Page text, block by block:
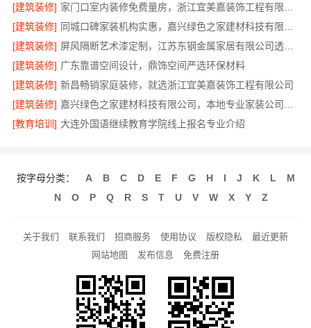
[建筑装修]
[建筑装修]
[建筑装修]
屏风隔断艺术漆定制，江苏东钢金属家居有限公司透明定价
[建筑装修] 广东靠谱空间设计，鼎饰空间严选环保材料
[建筑装修] 新昌畅销家庭装修，就选浙江宜美嘉装饰工程有限公司
[建筑装修]
[教育培训] 大连外国语继续教育学院线上报名专业介绍
按字母分类： A B C D E F G H I J K L
M
N
O P Q R S T U V W X Y Z
关于我们 联系我们 招商服务 使用协议 版权隐私
最近更新
网站地图
发布信息 免费注册